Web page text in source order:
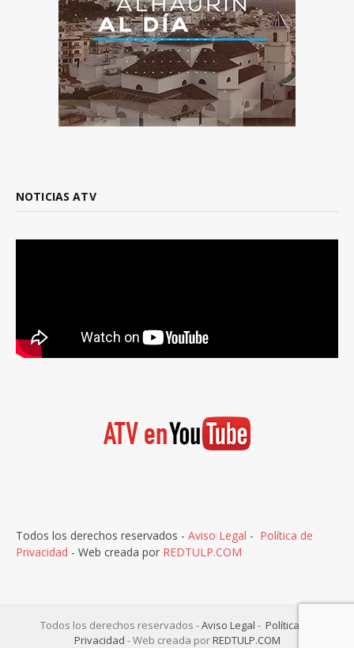
NOTICIAS ATV
Todos los derechos reservados - Aviso Legal - Política de
Privacidad - Web creada por REDTULP.COM
Todos los derechos reservados -Aviso Legal - Política de
Privacidad - Web creada porREDTULP.COM